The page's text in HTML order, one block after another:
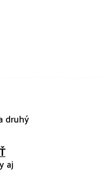
druhý
aj